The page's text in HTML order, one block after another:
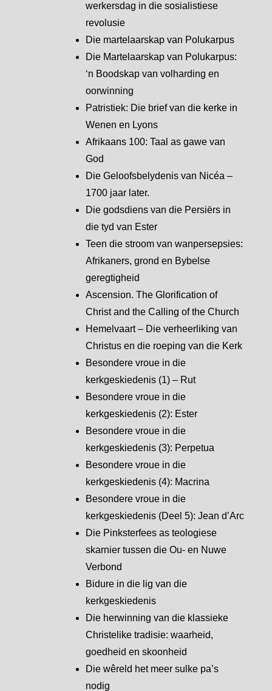
werkersdag in die sosialistiese
revolusie
Die martelaarskap van Polukarpus
Die Martelaarskap van Polukarpus:
‘n Boodskap van volharding en
oorwinning
Patristiek: Die brief van die kerke in
Wenen en Lyons
Afrikaans 100: Taal as gawe van
God
Die Geloofsbelydenis van Nicéa –
1700 jaar later.
Die godsdiens van die Persiërs in
die tyd van Ester
Teen die stroom van wanpersepsies:
Afrikaners, grond en Bybelse
geregtigheid
Ascension. The Glorification of
Christ and the Calling of the Church
Hemelvaart – Die verheerliking van
Christus en die roeping van die Kerk
Besondere vroue in die
kerkgeskiedenis (1) – Rut
Besondere vroue in die
kerkgeskiedenis (2): Ester
Besondere vroue in die
kerkgeskiedenis (3): Perpetua
Besondere vroue in die
kerkgeskiedenis (4): Macrina
Besondere vroue in die
kerkgeskiedenis (Deel 5): Jean d’Arc
Die Pinksterfees as teologiese
skarnier tussen die Ou- en Nuwe
Verbond
Bidure in die lig van die
kerkgeskiedenis
Die herwinning van die klassieke
Christelike tradisie: waarheid,
goedheid en skoonheid
Die wêreld het meer sulke pa’s
nodig